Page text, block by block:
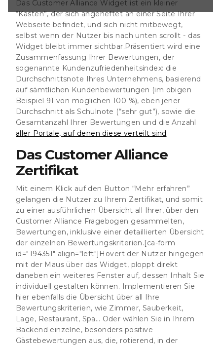
“Mehr
zu Ihrem
Ihrer, über den
inklusive
der einzelnen
id="194351"
hingegen
ploppt
Fenster auf,
gestalten
Das Customer Alliance Widget ist ein kleiner
“Kasten”, der sich angeheftet an einer Seite Ihrer
Webseite befindet, und sich nicht mitbewegt,
selbst wenn der Nutzer bis nach unten scrollt - das
Widget bleibt immer sichtbar.Präsentiert wird eine
Zusammenfassung Ihrer Bewertungen, der
sogenannte Kundenzufriedenheitsindex: die
Durchschnittsnote Ihres Unternehmens, basierend
auf sämtlichen Kundenbewertungen (im obigen
Beispiel 91 von möglichen 100 %), eben jener
Durchschnitt als Schulnote (“sehr gut”), sowie die
Gesamtanzahl Ihrer Bewertungen und die Anzahl
aller Portale, auf denen diese verteilt sind.
Das Customer Alliance
Zertifikat
Mit einem Klick auf den Button “Mehr erfahren”
gelangen die Nutzer zu Ihrem Zertifikat, und somit
zu einer ausführlichen Übersicht all Ihrer, über den
Customer Alliance Fragebogen gesammelten,
Bewertungen, inklusive einer detaillierten Übersicht
der einzelnen Bewertungskriterien.[ca-form
id="194351" align="left"]Hovert der Nutzer hingegen
mit der Maus über das Widget, ploppt direkt
daneben ein weiteres Fenster auf, dessen Inhalt Sie
individuell gestalten können. Implementieren Sie
hier ebenfalls die Übersicht über all Ihre
Bewertungskriterien, wie Zimmer, Sauberkeit,
Lage, Restaurant, Spa… Oder wählen Sie in Ihrem
Backend einzelne, besonders positive
Gästebewertungen aus, die, rotierend, in der